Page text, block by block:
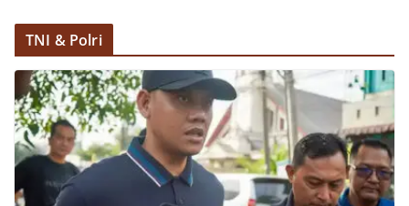
TNI & Polri